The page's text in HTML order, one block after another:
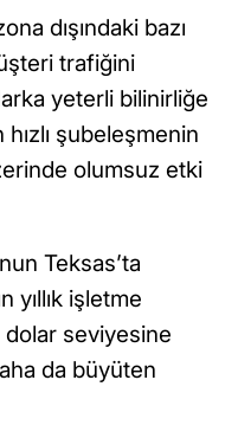
dışındaki bazı
trafiğini
yeterli bilinirliğe
şubeleşmenin
olumsuz etki
Teksas’ta
yıllık işletme
dolar seviyesine
da büyüten